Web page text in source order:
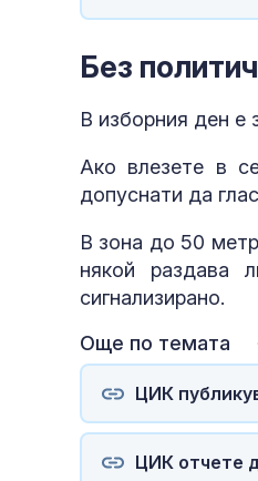
Без
В изборния ден е
Ако влезете в
допуснати да
В зона до 50
някой раздава
сигнализирано.
Още по темата
ЦИК
ЦИК отчете